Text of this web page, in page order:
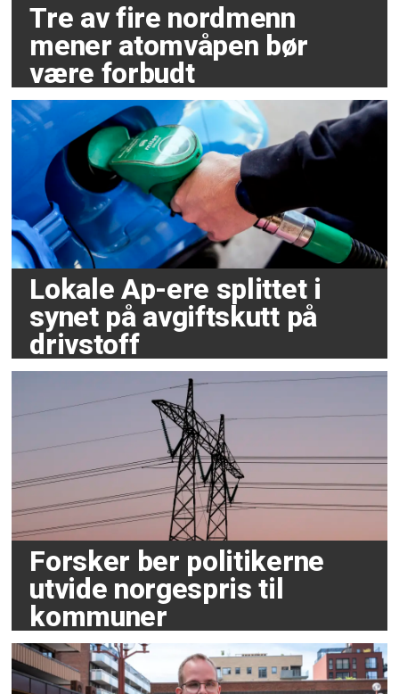
Tre av fire nordmenn
mener atomvåpen bør
være forbudt
Lokale Ap-ere splittet i
synet på avgiftskutt på
drivstoff
Forsker ber politikerne
utvide norgespris til
kommuner